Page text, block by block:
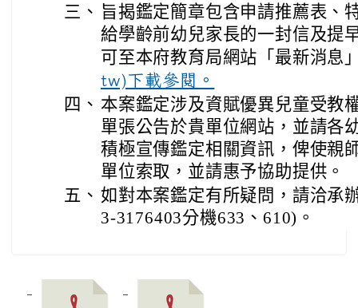
三、 旨揭鑑定簡章包含申請推薦表、
給學齡前幼兒家長的一封信及提
可至本府教育局網站「最新消息
tw)下載參閱。
四、 本案鑑定涉及資賦優異兒童受教
單張公告於貴單位網站，並請各
積極宣傳鑑定相關資訊，俾使親
單位索取，並請惠予協助提供。
五、 如對本案鑑定有所疑問，請洽承
3-3176403分機633、610)。